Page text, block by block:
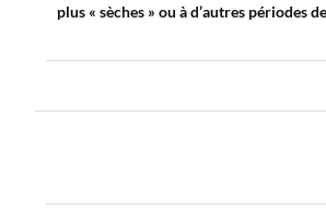
plus « sèches » ou à d’autres périodes